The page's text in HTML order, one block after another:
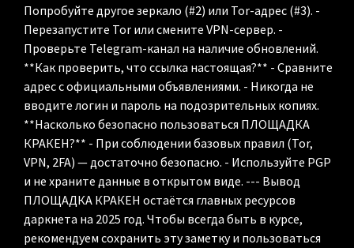
Попробуйте другое зеркало (#2) или Tor-адрес (#3). -
Перезапустите Tor или смените VPN-сервер. -
Проверьте Telegram-канал на наличие обновлений.
**Как проверить, что ссылка настоящая?** - Сравните
адрес с официальными объявлениями. - Никогда не
вводите логин и пароль на подозрительных копиях.
**Насколько безопасно пользоваться ПЛОЩАДКА
КРАКЕН?** - При соблюдении базовых правил (Tor,
VPN, 2FA) — достаточно безопасно. - Используйте PGP
и не храните данные в открытом виде. --- Вывод
ПЛОЩАДКА КРАКЕН остаётся главных ресурсов
даркнета на 2025 год. Чтобы всегда быть в курсе,
рекомендуем сохранить эту заметку и пользоваться